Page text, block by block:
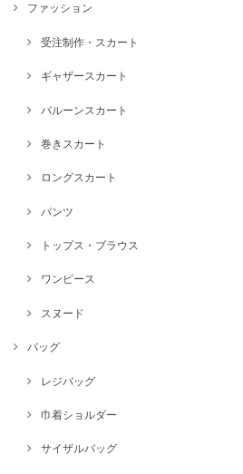
ファッション
受注制作・スカート
ギャザースカート
バルーンスカート
巻きスカート
ロングスカート
パンツ
トップス・ブラウス
ワンピース
スヌード
バッグ
レジバッグ
巾着ショルダー
サイザルバッグ